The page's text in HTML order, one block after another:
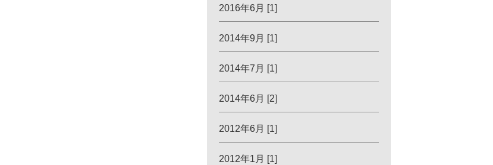
2016年6月 [1]
2014年9月 [1]
2014年7月 [1]
2014年6月 [2]
2012年6月 [1]
2012年1月 [1]